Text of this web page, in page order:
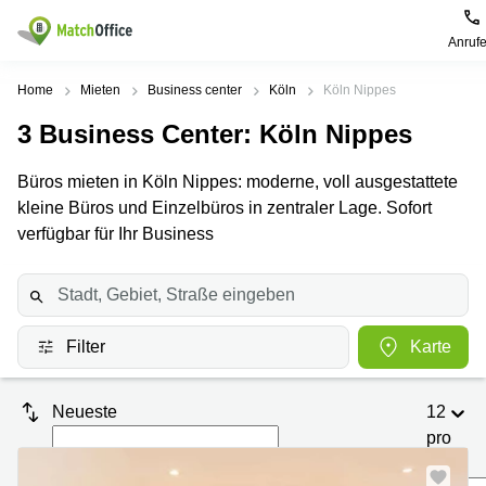
Mieten / Vermieten
Produktseiten
Büro
mieten
Business
Coworking
Space
Seminarraum
Büro
Beliebte
Büro
mieten
München
Geschäftsadresse
Hamburg
Geschäftsadresse
mieten
Düsseldorf
Geschäftsadresse
Beliebte
Regus
Dortmund
Ellipson
Ruhrallee
9
Dortmund
Office Club
Ballindamm
Hilfe
Über uns
Preis
Log-in
Home Mieten Business center Köln Köln Nippes
3 Business Center: Köln Nippes
Büros mieten in Köln Nippes: moderne, voll ausgestattete
kleine Büros und Einzelbüros in zentraler Lage. Sofort
verfügbar für Ihr Business
Filter Karte
Neueste
12
pro
Seite